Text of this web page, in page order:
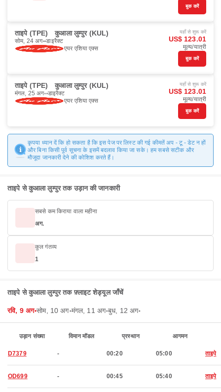
बुक करें
ताइपे (TPE) कुआला लुम्पुर (KUL)
सोम, 24 अग॰ डाइरैक्ट
एयर एशिया एक्स
यहाँ से शुरू करें
US$ 123.01
मूल्य/यात्री
बुक करें
ताइपे (TPE) कुआला लुम्पुर (KUL)
मंगल, 25 अग॰ डाइरैक्ट
एयर एशिया एक्स
यहाँ से शुरू करें
US$ 123.01
मूल्य/यात्री
बुक करें
कृपया ध्यान दें कि हो सकता है कि इस पेज पर लिस्ट की गई कीमतें अप - टू - डेट न हों
और बिना किसी पूर्व सूचना के इसमें बदलाव किया जा सके। हम सबसे सटीक और
मौजूदा जानकारी देने की कोशिश करते हैं।
ताइपे से कुआला लुम्पुर तक उड़ान की जानकारी
सबसे कम किराया वाला महीना
अग.
कुल गंतव्य
1
ताइपे से कुआला लुम्पुर तक फ़्लाइट शेड्यूल जाँचें
रवि, 9 अग॰सोम, 10 अग॰मंगल, 11 अग॰बुध, 12 अग॰
उड़ान संख्या विमान मॉडल प्रस्थान आगमन
D7379 - 00:20 05:00 ताइपे
OD699 - 00:45 05:40 ताइपे